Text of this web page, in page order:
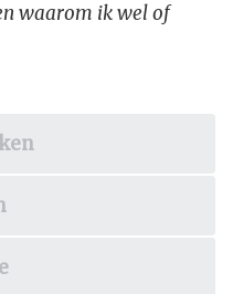
waarom ik wel of